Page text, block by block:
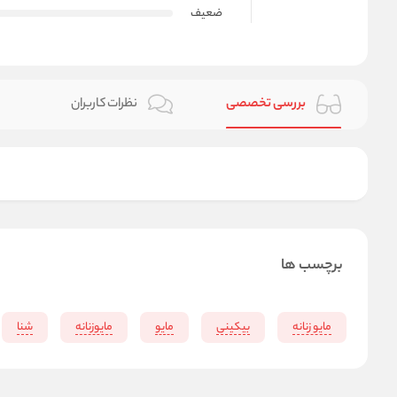
ضعیف
بررسی تخصصی نظرات کاربران
برچسب ها
مایو زنانه بیکینی مایو مایوزنانه شنا